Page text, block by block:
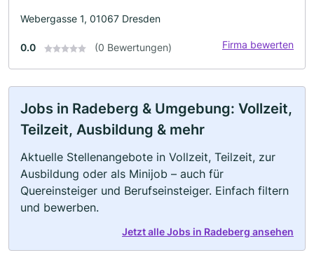
Webergasse 1, 01067 Dresden
0.0 (0 Bewertungen) Firma bewerten
Jobs in Radeberg & Umgebung: Vollzeit,
Teilzeit, Ausbildung & mehr
Aktuelle Stellenangebote in Vollzeit, Teilzeit, zur
Ausbildung oder als Minijob – auch für
Quereinsteiger und Berufseinsteiger. Einfach filtern
und bewerben.
Jetzt alle Jobs in Radeberg ansehen